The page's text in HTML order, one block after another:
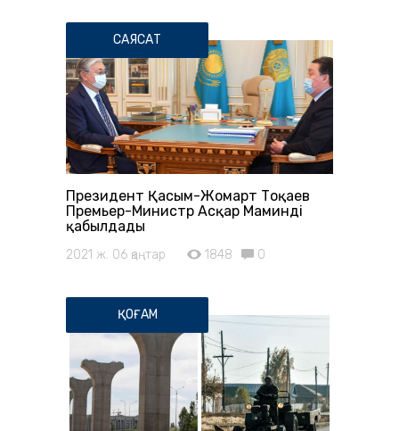
САЯСАТ
Президент Қасым-Жомарт Тоқаев
Премьер-Министр Асқар Маминді
қабылдады
2021 ж. 06 қаңтар 1848 0
ҚОҒАМ